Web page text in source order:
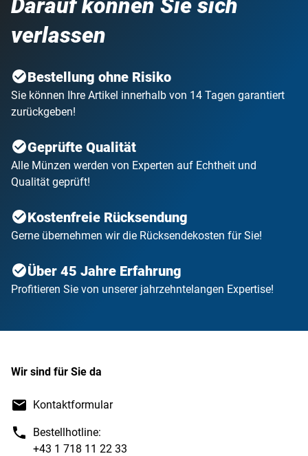
Darauf können Sie sich
verlassen
Bestellung ohne Risiko
Sie können Ihre Artikel innerhalb von 14 Tagen garantiert
zurückgeben!
Geprüfte Qualität
Alle Münzen werden von Experten auf Echtheit und
Qualität geprüft!
Kostenfreie Rücksendung
Gerne übernehmen wir die Rücksendekosten für Sie!
Über 45 Jahre Erfahrung
Profitieren Sie von unserer jahrzehntelangen Expertise!
Wir sind für Sie da
Kontaktformular
Bestellhotline:
+43 1 718 11 22 33